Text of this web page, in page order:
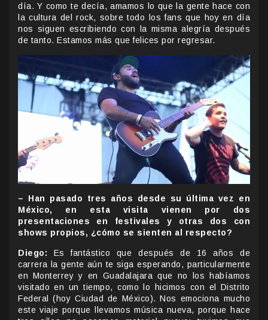
día. Y como te decía, amamos lo que la gente hace con
la cultura del rock, sobre todo los fans que hoy en día
nos siguen escribiendo con la misma alegría después
de tanto. Estamos más que felices por regresar.
– Han pasado tres años desde su última vez en
México, en esta visita vienen por dos
presentaciones en festivales y otras dos con
shows propios, ¿cómo se sienten al respecto?
Diego: Es fantástico que después de 16 años de
carrera la gente aún te siga esperando, particularmente
en Monterrey y en Guadalajara que no los habíamos
visitado en un tiempo, como lo hicimos con el Distrito
Federal (hoy Ciudad de México). Nos emociona mucho
este viaje porque llevamos música nueva, porque hace